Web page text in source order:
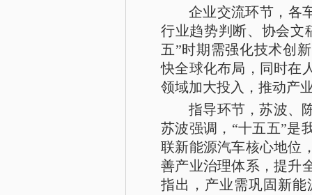
企业交流环节，各
行业趋势判断、协会文
五”时期需强化技术创
快全球化布局，同时在
领域加大投入，推动产
指导环节，苏波、
苏波强调，“十五五”是
联新能源汽车核心地位
善产业治理体系，提升
指出，产业需巩固新